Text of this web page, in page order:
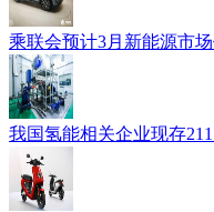
乘联会预计3月新能源市
我国氢能相关企业现存